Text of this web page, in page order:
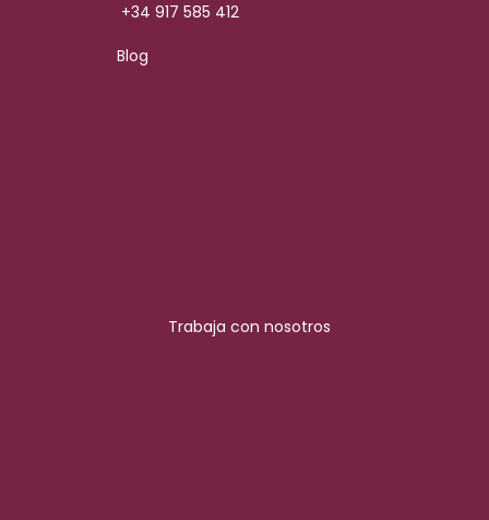
+34 917 585 412
Blog
Trabaja con nosotros